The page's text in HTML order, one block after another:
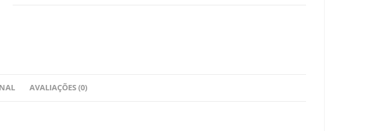
AVALIAÇÕES (0)